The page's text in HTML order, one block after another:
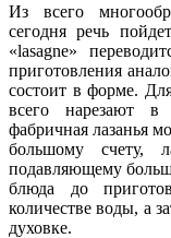
Из всего
сегодня речь
«lasagne»
приготовления
состоит в форме.
всего нарезают в
фабричная лазанья
большому счету,
подавляющему
блюда до
количестве воды, а
духовке.